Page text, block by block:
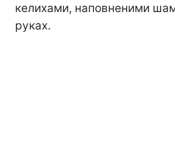
келихами, наповненими
руках.